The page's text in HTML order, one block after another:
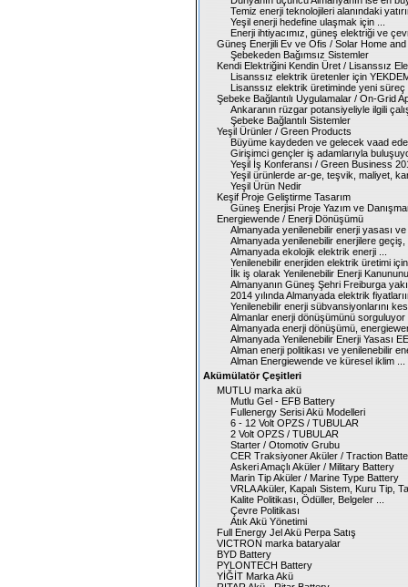
Temiz enerji teknolojileri alanındaki
Yeşil enerji hedefine ulaşmak için ...
Enerji ihtiyacımız, güneş elektriği ve
Güneş Enerjili Ev ve Ofis / Solar Home
Şebekeden Bağımsız Sistemler
Kendi Elektriğini Kendin Üret / Lisanssız
Lisanssız elektrik üretenler için
Lisanssız elektrik üretiminde yeni süreç
Şebeke Bağlantılı Uygulamalar / On-Grid
Ankaranın rüzgar potansiyeliyle ilgili
Şebeke Bağlantılı Sistemler
Yeşil Ürünler / Green Products
Büyüme kaydeden ve gelecek vaad
Girişimci gençler iş adamlarıyla
Yeşil İş Konferansı / Green Business
Yeşil ürünlerde ar-ge, teşvik, maliyet,
Yeşil Ürün Nedir
Keşif Proje Geliştirme Tasarım
Güneş Enerjisi Proje Yazım ve
Energiewende / Enerji Dönüşümü
Almanyada yenilenebilir enerji yasası
Almanyada yenilenebilir enerjilere
Almanyada ekolojik elektrik enerji ...
Yenilenebilir enerjiden elektrik üretimi
İlk iş olarak Yenilenebilir Enerji
Almanyanın Güneş Şehri Freiburga
2014 yılında Almanyada elektrik
Yenilenebilir enerji sübvansiyonlarını
Almanlar enerji dönüşümünü sorguluyor
Almanyada enerji dönüşümü,
Almanyada Yenilenebilir Enerji Yasası
Alman enerji politikası ve yenilenebilir
Alman Energiewende ve küresel iklim ...
Akümülatör Çeşitleri
MUTLU marka akü
Mutlu Gel - EFB Battery
Fullenergy Serisi Akü Modelleri
6 - 12 Volt OPZS / TUBULAR
2 Volt OPZS / TUBULAR
Starter / Otomotiv Grubu
CER Traksiyoner Aküler / Traction
Askeri Amaçlı Aküler / Military Battery
Marin Tip Aküler / Marine Type Battery
VRLA Aküler, Kapalı Sistem, Kuru Tip,
Kalite Politikası, Ödüller, Belgeler ...
Çevre Politikası
Atık Akü Yönetimi
Full Energy Jel Akü Perpa Satış
VICTRON marka bataryalar
BYD Battery
PYLONTECH Battery
YİĞİT Marka Akü